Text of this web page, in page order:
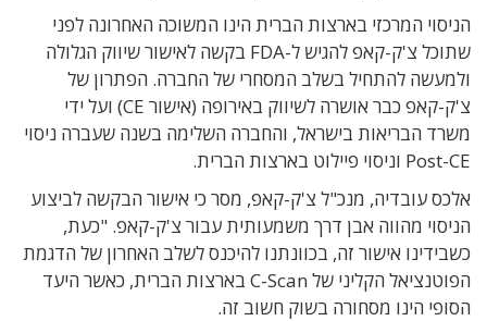
הניסוי המרכזי בארצות הברית הינו המשוכה האחרונה לפני
שתוכל צ'ק-קאפ להגיש ל-FDA בקשה לאישור שיווק הגלולה
ולמעשה להתחיל בשלב המסחרי של החברה. הפתרון של
צ'ק-קאפ כבר אושרה לשיווק באירופה (אישור CE) ועל ידי
משרד הבריאות בישראל, והחברה השלימה בשנה שעברה ניסוי
Post-CE וניסוי פיילוט בארצות הברית.
אלכס עובדיה, מנכ"ל צ'ק-קאפ, מסר כי אישור הבקשה לביצוע
הניסוי מהווה אבן דרך משמעותית עבור צ'ק-קאפ. "כעת,
כשבידינו אישור זה, בכוונתנו להיכנס לשלב האחרון של הדגמת
הפוטנציאל הקליני של C-Scan בארצות הברית, כאשר היעד
הסופי הינו מסחורה בשוק חשוב זה.